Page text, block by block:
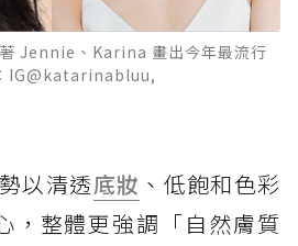
Jennie、Karina 畫出今年最流行
IG@katarinabluu,
以清透底妝 、低飽和色彩
，整體更強調「自然膚質